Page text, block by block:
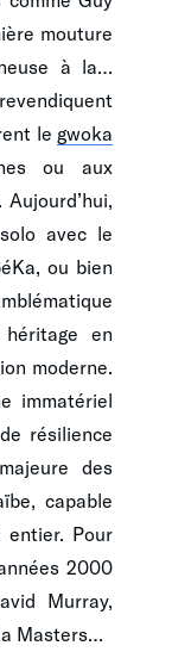
mouture
à la…
le gwoka
ou aux
avec le
ou bien
en
moderne.
immatériel
résilience
des
capable
entier. Pour
2000
Murray,
Masters…